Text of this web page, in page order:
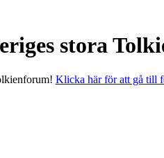
stora
Klicka här för att gå till